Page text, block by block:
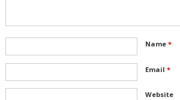
Name *
Email *
Website